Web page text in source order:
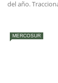
del año.
MERCOSUR